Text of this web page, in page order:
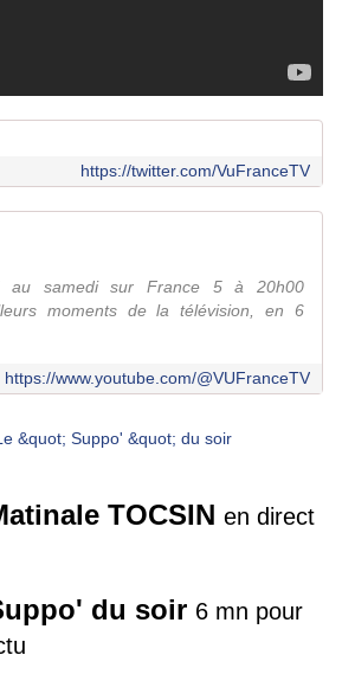
https://twitter.com/VuFranceTV
au samedi sur France 5 à 20h00
moments de la télévision, en 6
https://www.youtube.com/@VUFranceTV
TOCSIN en direct
du soir 6 mn pour